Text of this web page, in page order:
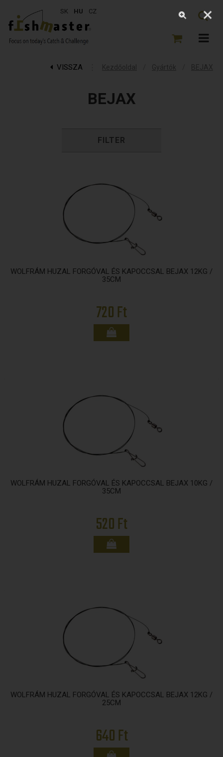
SK HU CZ
VISSZA Kezdőoldal Gyártók BEJAX
BEJAX
FILTER
WOLFRÁM HUZAL FORGÓVAL ÉS KAPOCCSAL BEJAX 12KG /
35CM
720 Ft
WOLFRÁM HUZAL FORGÓVAL ÉS KAPOCCSAL BEJAX 10KG /
35CM
520 Ft
WOLFRÁM HUZAL FORGÓVAL ÉS KAPOCCSAL BEJAX 12KG /
25CM
640 Ft